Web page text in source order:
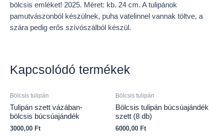
bölcsis emléket! 2025. Méret: kb. 24 cm. A tulipánok
pamutvászonból készülnek, puha vatelinnel vannak töltve, a
szára pedig erős szívószálból készül.
Kapcsolódó termékek
Bölcsis tulipán
Tulipán szett vázában-
bölcsis búcsúajándék
3000,00 Ft
Bölcsis tulipán
Bölcsis tulipán búcsúajándék
szett (8 db)
6000,00 Ft